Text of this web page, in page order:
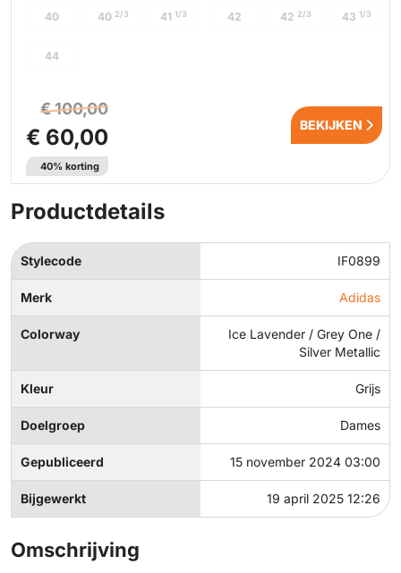
40 40 2/3 41 1/3 42 42 2/3 43 1/3
44
€ 100,00
€ 60,00
40% korting
BEKIJKEN
Productdetails
Stylecode IF0899
Merk Adidas
Colorway
Ice Lavender / Grey One /
Silver Metallic
Kleur Grijs
Doelgroep Dames
Gepubliceerd 15 november 2024 03:00
Bijgewerkt 19 april 2025 12:26
Omschrijving